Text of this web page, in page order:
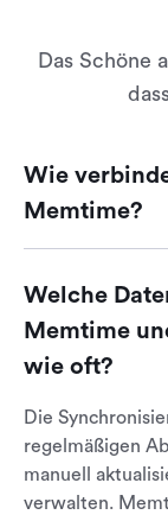
Das Schöne
Wie
Memtime?
Integrationen in
verbinden.
automatisch
können Sie
exportieren.
benötigen,
Welche
Memtime
wie oft?
Die
regelmäßigen
manuell
verwalten.